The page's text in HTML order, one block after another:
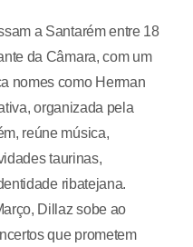
a Santarém entre 18
da Câmara, com um
nomes como Herman
organizada pela
reúne música,
taurinas,
ribatejana.
Dillaz sobe ao
que prometem